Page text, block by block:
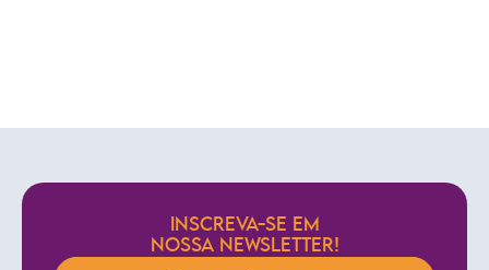
INSCREVA-SE EM
NOSSA NEWSLETTER!